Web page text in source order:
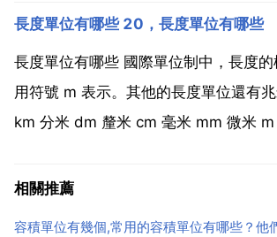
小象，但有個旱季，連成年象都面臨著
直落單的剛出身不久的小象想要加入另
長度單位有哪些 20，長度單位有哪些
長度單位有哪些 國際單位制中，長度
用符號 m 表示。其他的長度單位還有
km 分米 dm 釐米 cm 毫米 mm 微米 m
3m 1dm 1 10 1 m 1cm 1 10 2 m 1...
相關推薦
容積單位有幾個,常用的容積單位有哪些？他